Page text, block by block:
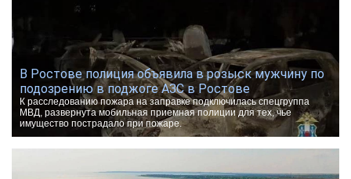
В Ростове полиция объявила в розыск мужчину по
подозрению в поджоге АЗС в Ростове
К расследованию пожара на заправке подключилась спецгруппа
МВД, развернута мобильная приемная полиции для тех, чье
имущество пострадало при пожаре.